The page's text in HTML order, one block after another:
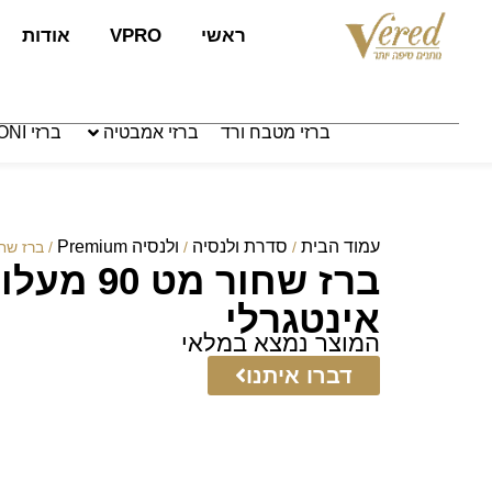
ראשי VPRO אודות
ברזי מטבח ורד ברזי אמבטיה ברזי PAFFONI איטליה
עמוד הבית / סדרת ולנסיה / ולנסיה Premium / ברז שחור מט 90
ברז שחור
אינטגרלי
המוצר נמצא במלאי
דברו איתנו